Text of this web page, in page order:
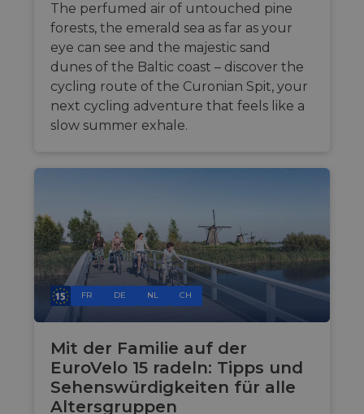
The perfumed air of untouched pine
forests, the emerald sea as far as your
eye can see and the majestic sand
dunes of the Baltic coast – discover the
cycling route of the Curonian Spit, your
next cycling adventure that feels like a
slow summer exhale.
FR DE NL CH
Mit der Familie auf der
EuroVelo 15 radeln: Tipps und
Sehenswürdigkeiten für alle
Altersgruppen